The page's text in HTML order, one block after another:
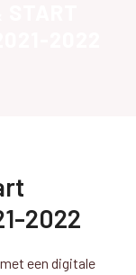
2022
een digitale